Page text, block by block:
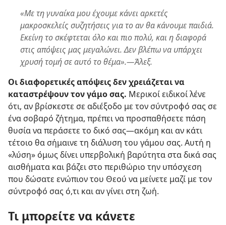
«Με τη γυναίκα μου έχουμε κάνει αρκετές
μακροσκελείς συζητήσεις για το αν θα κάνουμε παιδιά.
Εκείνη το σκέφτεται όλο και πιο πολύ, και η διαφορά
στις απόψεις μας μεγαλώνει. Δεν βλέπω να υπάρχει
χρυσή τομή σε αυτό το θέμα».—Άλεξ.
Οι διαφορετικές απόψεις δεν χρειάζεται να
καταστρέψουν τον γάμο σας. Μερικοί ειδικοί λένε
ότι, αν βρίσκεστε σε αδιέξοδο με τον σύντροφό σας σε
ένα σοβαρό ζήτημα, πρέπει να προσπαθήσετε πάση
θυσία να περάσετε το δικό σας—ακόμη και αν κάτι
τέτοιο θα σήμαινε τη διάλυση του γάμου σας. Αυτή η
«λύση» όμως δίνει υπερβολική βαρύτητα στα δικά σας
αισθήματα και βάζει στο περιθώριο την υπόσχεση
που δώσατε ενώπιον του Θεού να μείνετε μαζί με τον
σύντροφό σας ό,τι και αν γίνει στη ζωή.
Τι μπορείτε να κάνετε